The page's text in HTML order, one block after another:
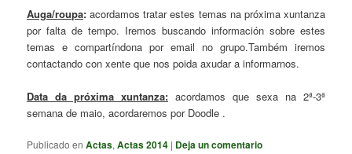
Auga/roupa:acordamos tratar estes temas na próxima xuntanza
por falta de tempo. Iremos buscando información sobre estes
temas e compartíndona por email no grupo.Também iremos
contactando con xente que nos poida axudar a informarnos.
Data da próxima xuntanza: acordamos que sexa na 2ª-3ª
semana de maio, acordaremos por Doodle .
Publicado en Actas,Actas 2014 | Deja un comentario